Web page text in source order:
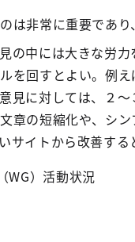
は非常に重要であり
の中には大きな労
を回すとよい。例
見に対しては、２
章の短縮化や、シ
サイトから改善する
WG）活動状況